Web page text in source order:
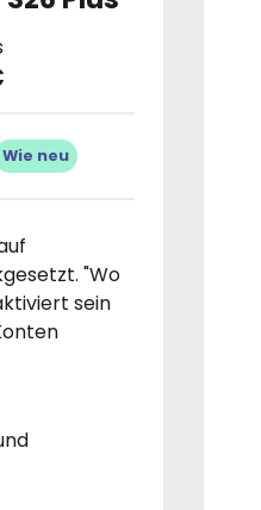
Wie neu
"Wo
sein